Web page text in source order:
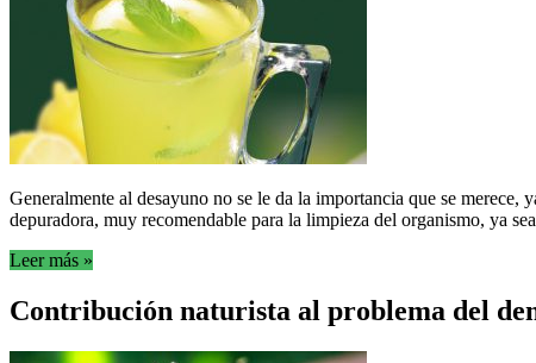
Generalmente al desayuno no se le da la importancia que se
depuradora, muy recomendable para la limpieza del organismo, ya
Leer más »
Contribución naturista al problema del